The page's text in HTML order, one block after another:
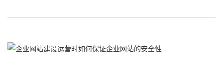
险去选择，怕做不出有效果的企业网站，从而陷入两难的境地，那